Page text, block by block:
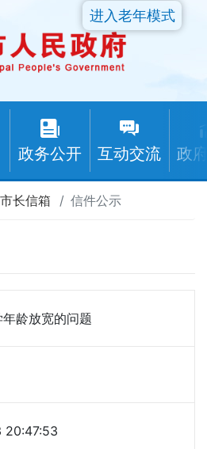
政务公开 互动交流 政
进入老年模式
市长信箱 信件公示
龄放宽的问题